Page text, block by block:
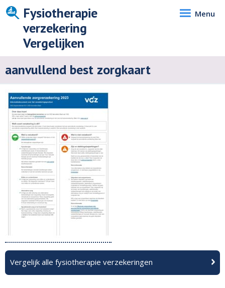
Fysiotherapie
verzekering
Vergelijken
Menu
aanvullend best zorgkaart
Vergelijk alle fysiotherapie verzekeringen